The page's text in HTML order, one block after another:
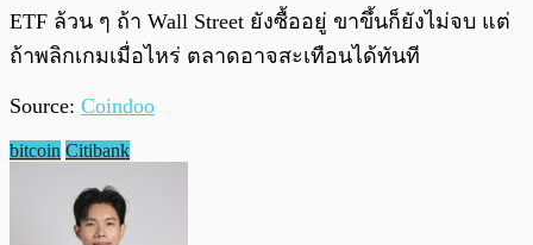
ETF ล้วน ๆ ถ้า Wall Street ยังซื้ออยู่ ขาขึ้นก็ยังไม่จบ แต่
ถ้าพลิกเกมเมื่อไหร่ ตลาดอาจสะเทือนได้ทันที
Source: Coindoo
bitcoin Citibank